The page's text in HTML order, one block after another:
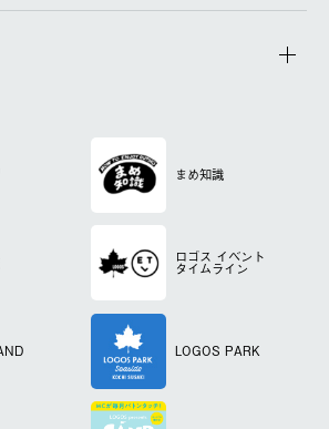
まめ知識
ロゴス イベント
タイムライン
LOGOS PARK